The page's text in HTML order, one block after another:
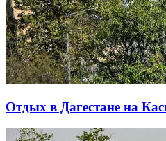
Отдых в Дагестане на